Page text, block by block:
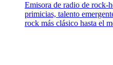
Emisora de radio de rock-
primicias, talento
rock más clásico hasta el